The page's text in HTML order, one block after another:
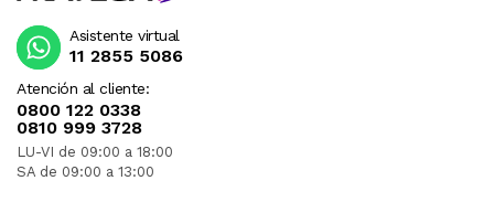
Atención al cliente:
0800 122 0338
0810 999 3728
LU-VI de 09:00 a 18:00
SA de 09:00 a 13:00
Asistente virtual
11 2855 5086